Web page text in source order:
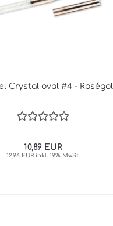
Crystal oval #4 -
10,89 EUR
12,96 EUR inkl. 19% MwSt.